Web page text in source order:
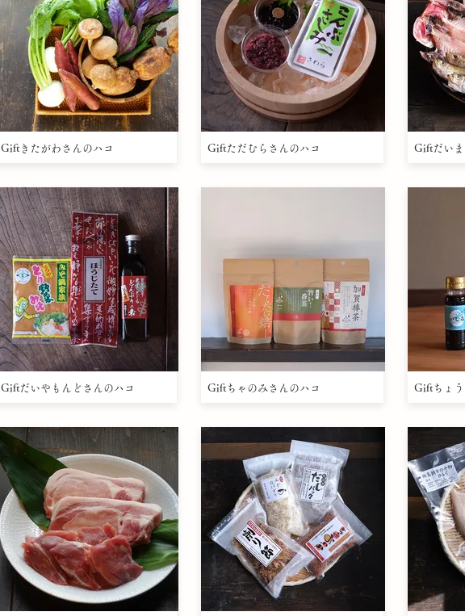
Giftきたがわさんのハコ
Giftだいやもんどさんのハコ
Giftただむらさんのハコ
Giftちゃのみさんのハコ
Giftだいま
Giftちょう